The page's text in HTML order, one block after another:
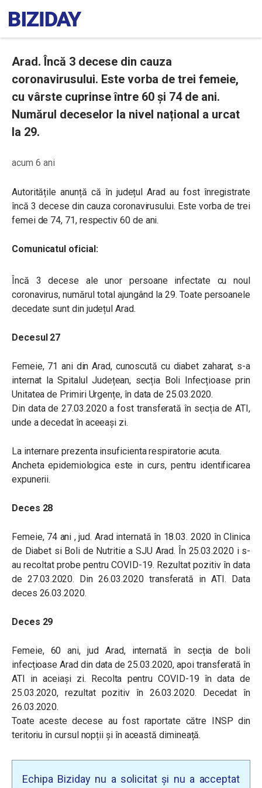
Arad. Încă 3 decese din cauza
coronavirusului. Este vorba de trei femeie,
cu vârste cuprinse între 60 și 74 de ani.
Numărul deceselor la nivel național a urcat
la 29.
acum 6 ani
Autoritățile anunță că în județul Arad au fost înregistrate
încă 3 decese din cauza coronavirusului. Este vorba de trei
femei de 74, 71, respectiv 60 de ani.
Comunicatul oficial:
Încă 3 decese ale unor persoane infectate cu noul
coronavirus, numărul total ajungând la 29. Toate persoanele
decedate sunt din județul Arad.
Decesul 27
Femeie, 71 ani din Arad, cunoscută cu diabet zaharat, s-a
internat la Spitalul Județean, secția Boli Infecțioase prin
Unitatea de Primiri Urgențe, în data de 25.03.2020.
Din data de 27.03.2020 a fost transferată în secția de ATI,
unde a decedat în aceeași zi.
La internare prezenta insuficienta respiratorie acuta.
Ancheta epidemiologica este in curs, pentru identificarea
expunerii.
Deces 28
Femeie, 74 ani , jud. Arad internată în 18.03. 2020 în Clinica
de Diabet si Boli de Nutritie a SJU Arad. În 25.03.2020 i s-
au recoltat probe pentru COVID-19. Rezultat pozitiv în data
de 27.03.2020. Din 26.03.2020 transferată in ATI. Data
deces 26.03.2020.
Deces 29
Femeie, 60 ani, jud Arad, internată în secția de boli
infecțioase Arad din data de 25.03.2020, apoi transferată în
ATI in aceiași zi. Recolta pentru COVID-19 în data de
25.03.2020, rezultat pozitiv în 26.03.2020. Decedat în
26.03.2020.
Toate aceste decese au fost raportate către INSP din
teritoriu în cursul nopții și în această dimineață.
Echipa Biziday nu a solicitat și nu a acceptat